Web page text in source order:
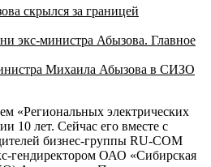
скрылся за границей
экс-министра Абызова. Главное
Михаила Абызова в СИЗО
«Региональных электрических
10 лет. Сейчас его вместе с
бизнес-группы RU-COM
гендиректором ОАО «Сибирская